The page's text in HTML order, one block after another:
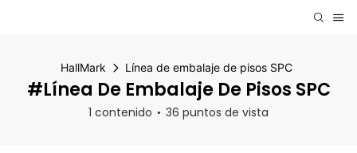
HallMark Línea de embalaje de pisos SPC
#Línea De Embalaje De Pisos SPC
1 contenido 36 puntos de vista